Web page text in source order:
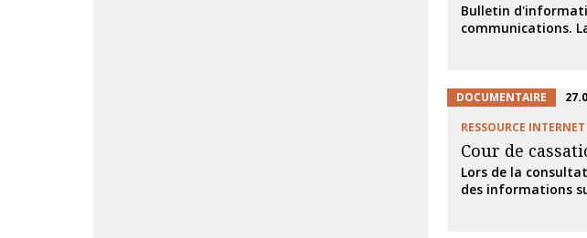
Bulletin
communications.
DOCUMENTAIRE
RESSOURCE INTERNET
Cour de
Lors de la
des informations